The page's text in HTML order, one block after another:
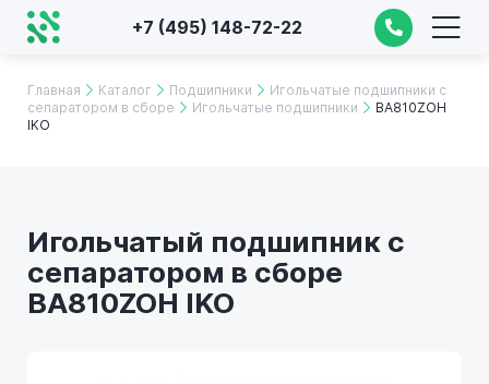
+7 (495) 148-72-22
Главная Каталог Подшипники
Игольчатые подшипники с
сепаратором в сборе
Игольчатые подшипники
BA810ZOH
IKO
Игольчатый подшипник с
сепаратором в сборе
BA810ZOH IKO